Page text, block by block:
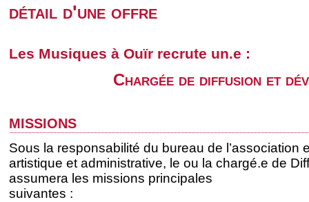
détail d'une offre
Les Musiques à Ouïr recrute un.e :
Chargée de diffusion et
missions
Sous la responsabilité du bureau de l’association
artistique et administrative, le ou la chargé.e de
assumera les missions principales
suivantes :